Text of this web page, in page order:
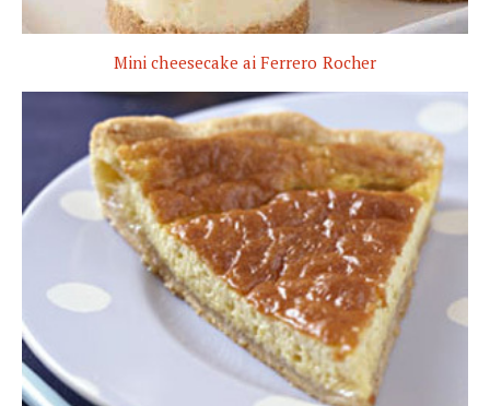
Mini cheesecake ai Ferrero Rocher